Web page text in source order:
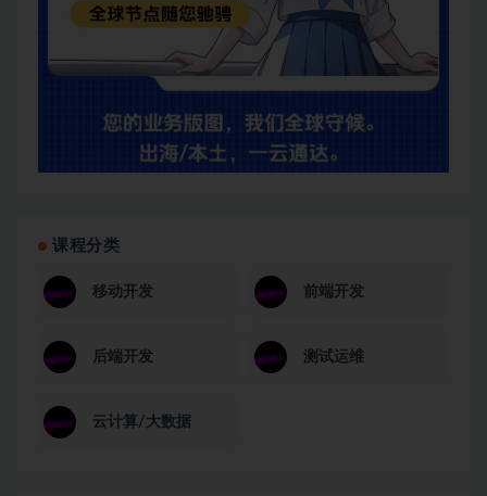
课程分类
移动开发 前端开发
后端开发 测试运维
云计算/大数据